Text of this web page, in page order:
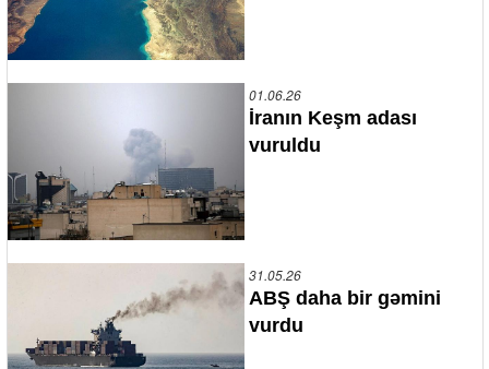
01.06.26
İranın Keşm adası
vuruldu
31.05.26
ABŞ daha bir gəmini
vurdu